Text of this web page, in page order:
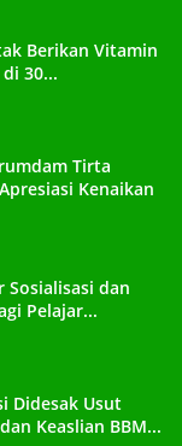
Berikan Vitamin
30...
Tirta
Kenaikan
Sosialisasi dan
Pelajar...
Didesak Usut
Keaslian BBM...